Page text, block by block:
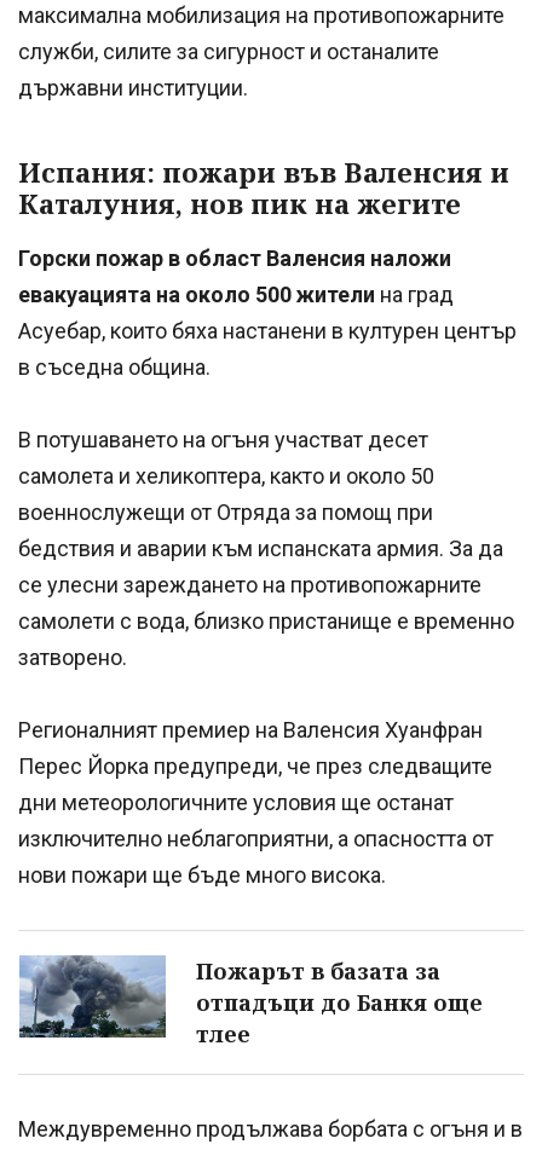
максимална мобилизация на противопожарните
служби, силите за сигурност и останалите
държавни институции.
Испания: пожари във Валенсия и
Каталуния, нов пик на жегите
Горски пожар в област Валенсия наложи
евакуацията на около 500 жители на град
Асуебар, които бяха настанени в културен център
в съседна община.
В потушаването на огъня участват десет
самолета и хеликоптера, както и около 50
военнослужещи от Отряда за помощ при
бедствия и аварии към испанската армия. За да
се улесни зареждането на противопожарните
самолети с вода, близко пристанище е временно
затворено.
Регионалният премиер на Валенсия Хуанфран
Перес Йорка предупреди, че през следващите
дни метеорологичните условия ще останат
изключително неблагоприятни, а опасността от
нови пожари ще бъде много висока.
Пожарът в базата за
отпадъци до Банкя още
тлее
Междувременно продължава борбата с огъня и в